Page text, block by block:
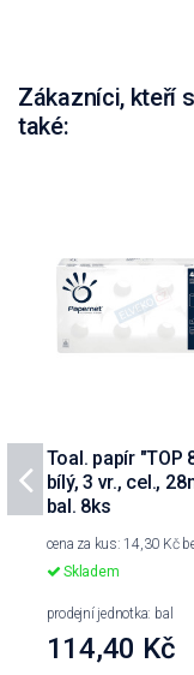
Zákazníci, kteří
také:
Toal. papír "TOP
bílý, 3 vr., cel.,
bal. 8ks
cena za kus: 14,30 Kč
Skladem
prodejní jednotka: bal
114,40 Kč